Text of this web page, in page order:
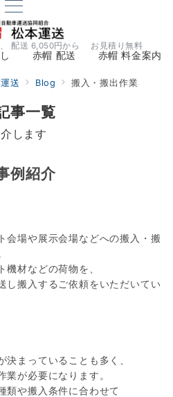
配送 6,050円から お見積り無料
赤帽 配送 赤帽 料金案内
送 Blog 搬入・搬出作業
事一覧
します
例紹介
会場や展示会場などへの搬入・搬
材などの荷物を、
し搬入するご依頼をいただいてい
まっていることも多く、
が必要になります。
類や搬入条件に合わせて